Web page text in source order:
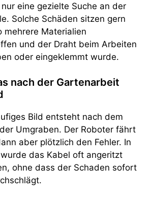
eine gezielte Suche an der
Solche Schäden sitzen gern
mehrere Materialien
und der Draht beim Arbeiten
oder eingeklemmt wurde.
nach der Gartenarbeit
Bild entsteht nach dem
Umgraben. Der Roboter fährt
aber plötzlich den Fehler. In
das Kabel oft angeritzt
ohne dass der Schaden sofort